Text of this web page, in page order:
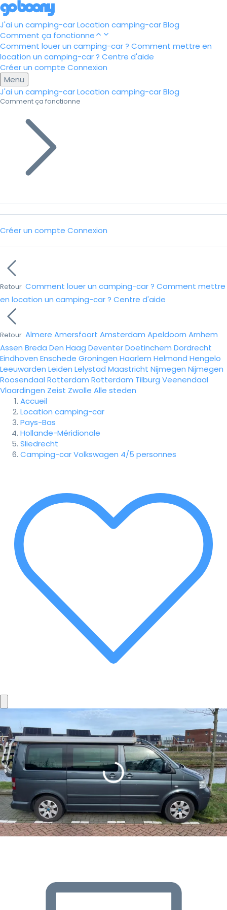
J'ai un camping-carLocation camping-carBlog
Comment ça fonctionne
Comment louer un camping-car ? Comment mettre en
location un camping-car ? Centre d'aide
Créer un compte Connexion
Menu
J'ai un camping-carLocation camping-carBlog
Comment ça fonctionne
Créer un compte Connexion
Retour Comment louer un camping-car ? Comment mettre
en location un camping-car ? Centre d'aide
Retour Almere Amersfoort Amsterdam Apeldoorn Arnhem
Assen Breda Den Haag DeventerDoetinchem Dordrecht
Eindhoven Enschede Groningen Haarlem Helmond Hengelo
Leeuwarden Leiden Lelystad Maastricht Nijmegen Nijmegen
Roosendaal Rotterdam Rotterdam Tilburg Veenendaal
Vlaardingen Zeist Zwolle Alle steden
Accueil
Location camping-car
Pays-Bas
Hollande-Méridionale
Sliedrecht
Camping-car Volkswagen 4/5 personnes